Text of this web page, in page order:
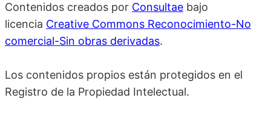
Contenidos creados por Consultae bajo
licencia Creative Commons Reconocimiento-No
comercial-Sin obras derivadas.
Los contenidos propios están protegidos en el
Registro de la Propiedad Intelectual.